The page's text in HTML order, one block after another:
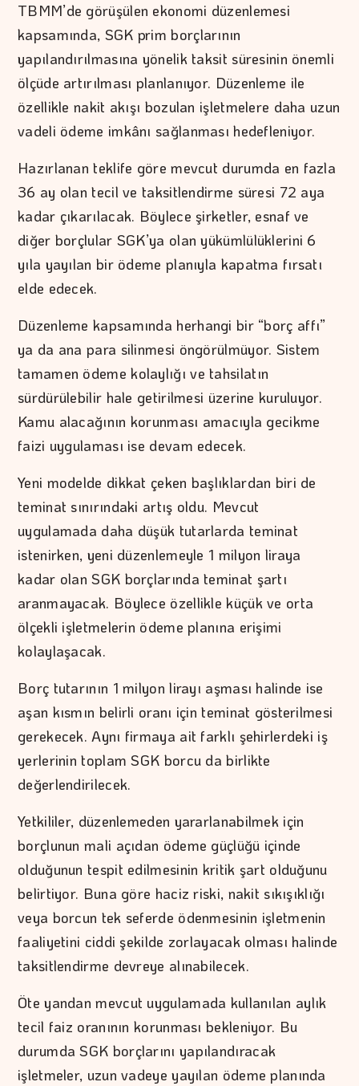
TBMM’de görüşülen ekonomi düzenlemesi
kapsamında, SGK prim borçlarının
yapılandırılmasına yönelik taksit süresinin önemli
ölçüde artırılması planlanıyor. Düzenleme ile
özellikle nakit akışı bozulan işletmelere daha uzun
vadeli ödeme imkânı sağlanması hedefleniyor.
Hazırlanan teklife göre mevcut durumda en fazla
36 ay olan tecil ve taksitlendirme süresi 72 aya
kadar çıkarılacak. Böylece şirketler, esnaf ve
diğer borçlular SGK’ya olan yükümlülüklerini 6
yıla yayılan bir ödeme planıyla kapatma fırsatı
elde edecek.
Düzenleme kapsamında herhangi bir “borç affı”
ya da ana para silinmesi öngörülmüyor. Sistem
tamamen ödeme kolaylığı ve tahsilatın
sürdürülebilir hale getirilmesi üzerine kuruluyor.
Kamu alacağının korunması amacıyla gecikme
faizi uygulaması ise devam edecek.
Yeni modelde dikkat çeken başlıklardan biri de
teminat sınırındaki artış oldu. Mevcut
uygulamada daha düşük tutarlarda teminat
istenirken, yeni düzenlemeyle 1 milyon liraya
kadar olan SGK borçlarında teminat şartı
aranmayacak. Böylece özellikle küçük ve orta
ölçekli işletmelerin ödeme planına erişimi
kolaylaşacak.
Borç tutarının 1 milyon lirayı aşması halinde ise
aşan kısmın belirli oranı için teminat gösterilmesi
gerekecek. Aynı firmaya ait farklı şehirlerdeki iş
yerlerinin toplam SGK borcu da birlikte
değerlendirilecek.
Yetkililer, düzenlemeden yararlanabilmek için
borçlunun mali açıdan ödeme güçlüğü içinde
olduğunun tespit edilmesinin kritik şart olduğunu
belirtiyor. Buna göre haciz riski, nakit sıkışıklığı
veya borcun tek seferde ödenmesinin işletmenin
faaliyetini ciddi şekilde zorlayacak olması halinde
taksitlendirme devreye alınabilecek.
Öte yandan mevcut uygulamada kullanılan aylık
tecil faiz oranının korunması bekleniyor. Bu
durumda SGK borçlarını yapılandıracak
işletmeler, uzun vadeye yayılan ödeme planında